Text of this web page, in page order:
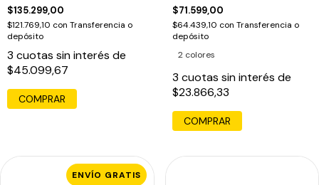
$135.299,00
$121.769,10 con Transferencia o
depósito
3 cuotas sin interés de
$45.099,67
COMPRAR
$71.599,00
$64.439,10 con Transferencia o
depósito
2 colores
3 cuotas sin interés de
$23.866,33
COMPRAR
ENVÍO GRATIS